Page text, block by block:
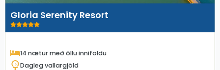
Gloria Serenity Resort
14 nætur með öllu inniföldu
Dagleg vallargjöld